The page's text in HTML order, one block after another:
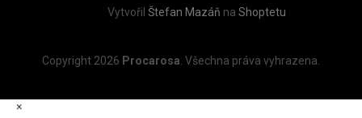
Vytvořil Štefan Mazáň na Shoptetu
Copyright 2026 Procarosa . Všechna práva vyhrazena.
×